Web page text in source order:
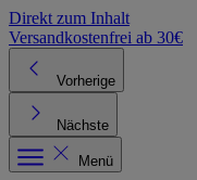
Direkt zum Inhalt
Versandkostenfrei ab 30€
Vorherige
Nächste
Menü